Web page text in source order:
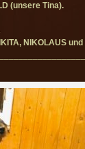
(unsere Tina).
NIKOLAUS und